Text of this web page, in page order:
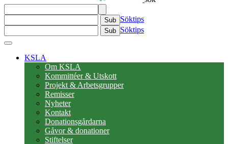
Sub Söktips
Sub Söktips
KSLA
Om KSLA
Kommittéer & Utskott
Projekt & Arbetsgrupper
Remisser
Nyheter
Kontakt
Donationsgårdarna
Gåvor & donationer
Stiftelser